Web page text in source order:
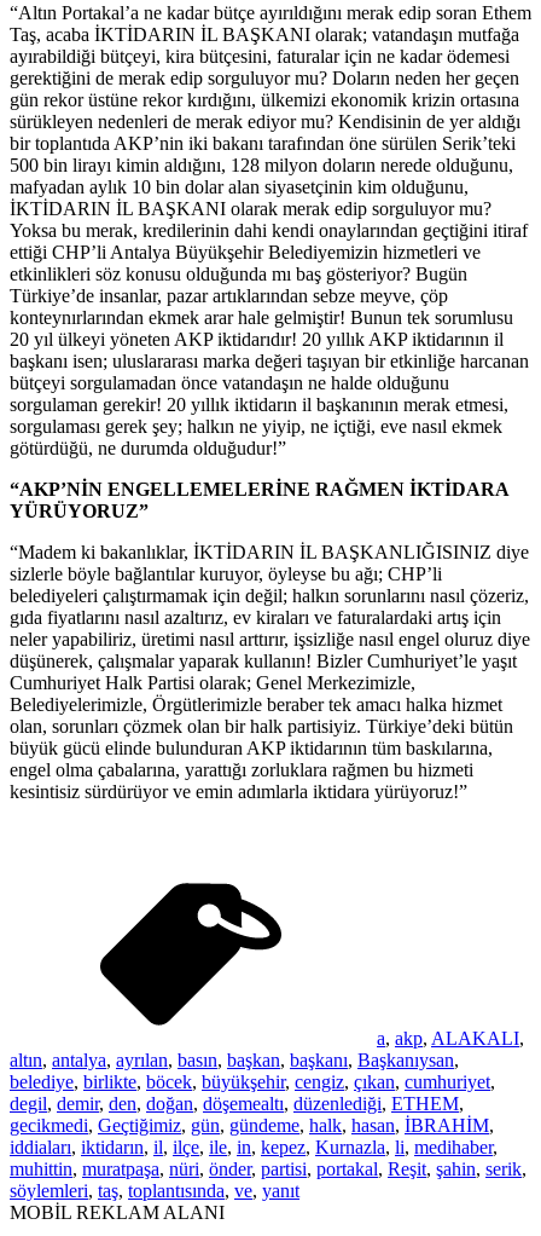
“Altın Portakal’a ne kadar bütçe ayırıldığını merak edip soran Ethem
Taş, acaba İKTİDARIN İL BAŞKANI olarak; vatandaşın mutfağa
ayırabildiği bütçeyi, kira bütçesini, faturalar için ne kadar ödemesi
gerektiğini de merak edip sorguluyor mu? Doların neden her geçen
gün rekor üstüne rekor kırdığını, ülkemizi ekonomik krizin ortasına
sürükleyen nedenleri de merak ediyor mu? Kendisinin de yer aldığı
bir toplantıda AKP’nin iki bakanı tarafından öne sürülen Serik’teki
500 bin lirayı kimin aldığını, 128 milyon doların nerede olduğunu,
mafyadan aylık 10 bin dolar alan siyasetçinin kim olduğunu,
İKTİDARIN İL BAŞKANI olarak merak edip sorguluyor mu?
Yoksa bu merak, kredilerinin dahi kendi onaylarından geçtiğini itiraf
ettiği CHP’li Antalya Büyükşehir Belediyemizin hizmetleri ve
etkinlikleri söz konusu olduğunda mı baş gösteriyor? Bugün
Türkiye’de insanlar, pazar artıklarından sebze meyve, çöp
konteynırlarından ekmek arar hale gelmiştir! Bunun tek sorumlusu
20 yıl ülkeyi yöneten AKP iktidarıdır! 20 yıllık AKP iktidarının il
başkanı isen; uluslararası marka değeri taşıyan bir etkinliğe harcanan
bütçeyi sorgulamadan önce vatandaşın ne halde olduğunu
sorgulaman gerekir! 20 yıllık iktidarın il başkanının merak etmesi,
sorgulaması gerek şey; halkın ne yiyip, ne içtiği, eve nasıl ekmek
götürdüğü, ne durumda olduğudur!”
“AKP’NİN ENGELLEMELERİNE RAĞMEN İKTİDARA
YÜRÜYORUZ”
“Madem ki bakanlıklar, İKTİDARIN İL BAŞKANLIĞISINIZ diye
sizlerle böyle bağlantılar kuruyor, öyleyse bu ağı; CHP’li
belediyeleri çalıştırmamak için değil; halkın sorunlarını nasıl çözeriz,
gıda fiyatlarını nasıl azaltırız, ev kiraları ve faturalardaki artış için
neler yapabiliriz, üretimi nasıl arttırır, işsizliğe nasıl engel oluruz diye
düşünerek, çalışmalar yaparak kullanın! Bizler Cumhuriyet’le yaşıt
Cumhuriyet Halk Partisi olarak; Genel Merkezimizle,
Belediyelerimizle, Örgütlerimizle beraber tek amacı halka hizmet
olan, sorunları çözmek olan bir halk partisiyiz. Türkiye’deki bütün
büyük gücü elinde bulunduran AKP iktidarının tüm baskılarına,
engel olma çabalarına, yarattığı zorluklara rağmen bu hizmeti
kesintisiz sürdürüyor ve emin adımlarla iktidara yürüyoruz!”
a, akp, ALAKALI,
altın, antalya, ayrılan, basın, başkan, başkanı, Başkanıysan,
belediye, birlikte, böcek, büyükşehir, cengiz, çıkan, cumhuriyet,
degil, demir, den, doğan, döşemealtı, düzenlediği, ETHEM,
gecikmedi, Geçtiğimiz, gün, gündeme, halk, hasan, İBRAHİM,
iddiaları, iktidarın, il, ilçe, ile, in, kepez, Kurnazla, li, medihaber,
muhittin, muratpaşa, nüri, önder, partisi, portakal, Reşit, şahin, serik,
söylemleri, taş, toplantısında, ve, yanıt
MOBİL REKLAM ALANI